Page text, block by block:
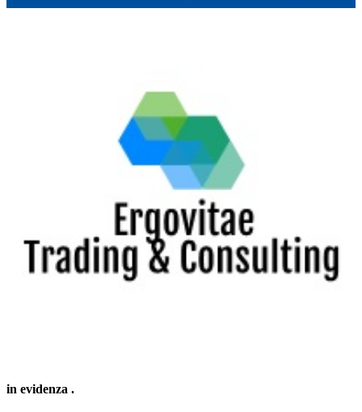
in evidenza .